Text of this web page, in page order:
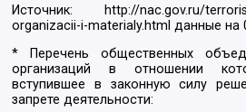
Источник:
http://nac.gov.ru/
organizacii-i-materialy.html данные на
* Перечень общественных
организаций в отношении
вступившее в законную силу
запрете деятельности: